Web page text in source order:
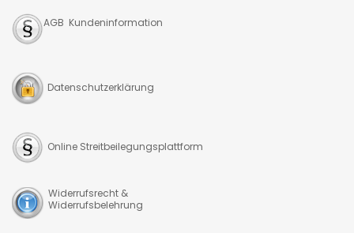
AGB Kundeninformation
Datenschutzerklärung
Online Streitbeilegungsplattform
Widerrufsrecht &
Widerrufsbelehrung